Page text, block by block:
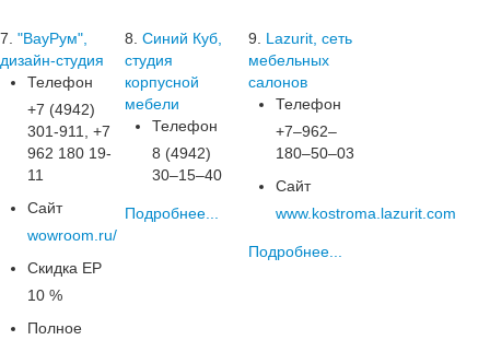
7. "ВауРум",
дизайн-студия
Телефон
+7 (4942)
301-911, +7
962 180 19-
11
Сайт
wowroom.ru/
Скидка ЕР
10 %
Полное
8. Синий Куб,
студия
корпусной
мебели
Телефон
8 (4942)
30‒15‒40
Подробнее...
9.
Lazurit, сеть
мебельных
салонов
Телефон
+7‒962‒
180‒50‒03
Сайт
www.kostroma.lazurit.com
Подробнее...